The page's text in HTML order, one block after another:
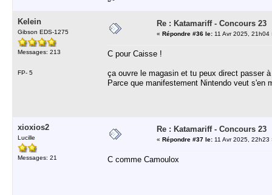
Kelein
Gibson EDS-1275
Messages: 213
FP- 5
Re : Katamariff - Concours 23
« Répondre #36 le: 11 Avr 2025, 21h04
C pour Caisse !
ça ouvre le magasin et tu peux direct passer
Parce que manifestement Nintendo veut s'en
xioxios2
Lucille
Messages: 21
Re : Katamariff - Concours 23
« Répondre #37 le: 11 Avr 2025, 22h23
C comme Camoulox